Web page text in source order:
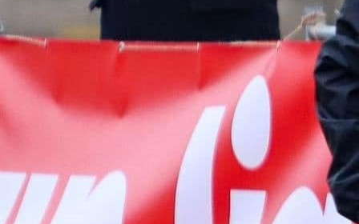
Bomba s Grbavice: Savo Milošević
napustio FK Željezničar!
Autor:
Redakcija
10:40, 14.05.2026